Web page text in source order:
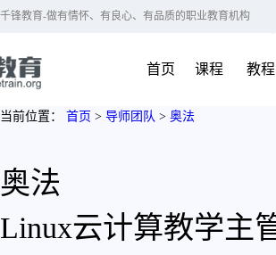
千锋教育-做有情怀、有良心、有品质的职业教育机构
首页 课程 教程
当前位置： 首页 > 导师团队 > 奥法
奥法
Linux云计算教学主